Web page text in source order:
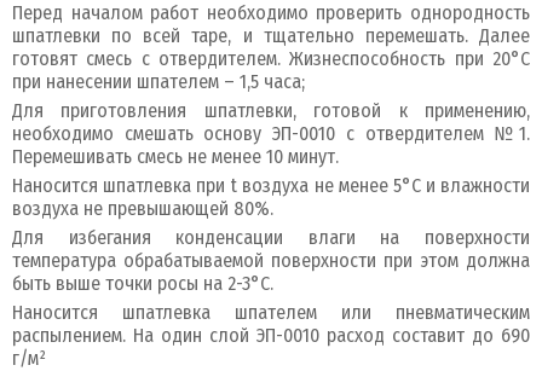
Перед началом работ необходимо проверить однородность
шпатлевки по всей таре, и тщательно перемешать. Далее
готовят смесь с отвердителем. Жизнеспособность при 20°C
при нанесении шпателем – 1,5 часа;
Для приготовления шпатлевки, готовой к применению,
необходимо смешать основу ЭП-0010 с отвердителем №1.
Перемешивать смесь не менее 10 минут.
Наносится шпатлевка при t воздуха не менее 5°С и влажности
воздуха не превышающей 80%.
Для избегания конденсации влаги на поверхности
температура обрабатываемой поверхности при этом должна
быть выше точки росы на 2-3°С.
Наносится шпатлевка шпателем или пневматическим
распылением. На один слой ЭП-0010 расход составит до 690
г/м²